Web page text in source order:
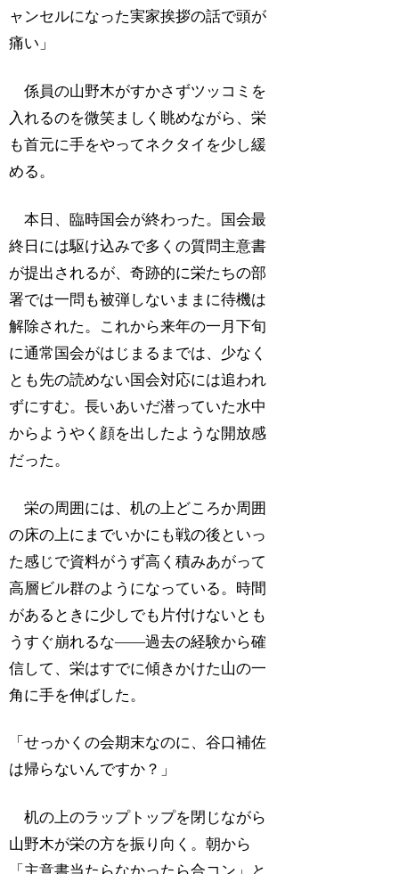
ャンセルになった実家挨拶の話で頭が
痛い」
係員の山野木がすかさずツッコミを
入れるのを微笑ましく眺めながら、栄
も首元に手をやってネクタイを少し緩
める。
本日、臨時国会が終わった。国会最
終日には駆け込みで多くの質問主意書
が提出されるが、奇跡的に栄たちの部
署では一問も被弾しないままに待機は
解除された。これから来年の一月下旬
に通常国会がはじまるまでは、少なく
とも先の読めない国会対応には追われ
ずにすむ。長いあいだ潜っていた水中
からようやく顔を出したような開放感
だった。
栄の周囲には、机の上どころか周囲
の床の上にまでいかにも戦の後といっ
た感じで資料がうず高く積みあがって
高層ビル群のようになっている。時間
があるときに少しでも片付けないとも
うすぐ崩れるな――過去の経験から確
信して、栄はすでに傾きかけた山の一
角に手を伸ばした。
「せっかくの会期末なのに、谷口補佐
は帰らないんですか？」
机の上のラップトップを閉じながら
山野木が栄の方を振り向く。朝から